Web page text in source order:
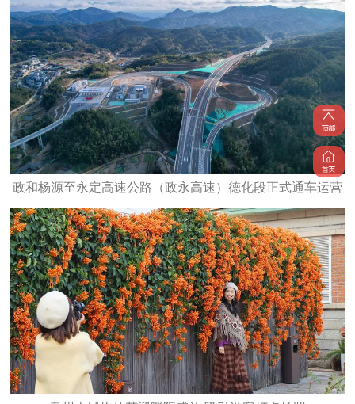
政和杨源至永定高速公路（政永高速）德化段正式通车运营